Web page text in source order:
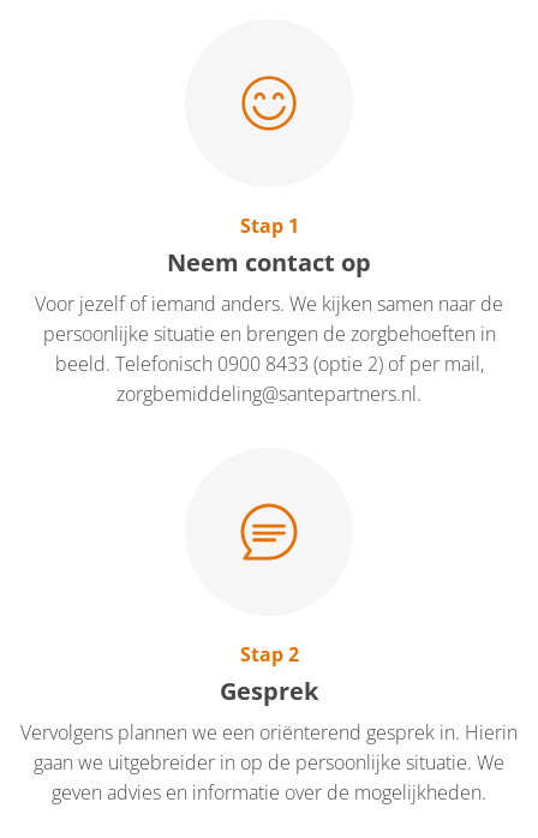
Stap 1
Neem contact op
Voor jezelf of iemand anders. We kijken samen naar de
persoonlijke situatie en brengen de zorgbehoeften in
beeld. Telefonisch 0900 8433 (optie 2) of per mail,
zorgbemiddeling@santepartners.nl.
Stap 2
Gesprek
Vervolgens plannen we een oriënterend gesprek in. Hierin
gaan we uitgebreider in op de persoonlijke situatie. We
geven advies en informatie over de mogelijkheden.